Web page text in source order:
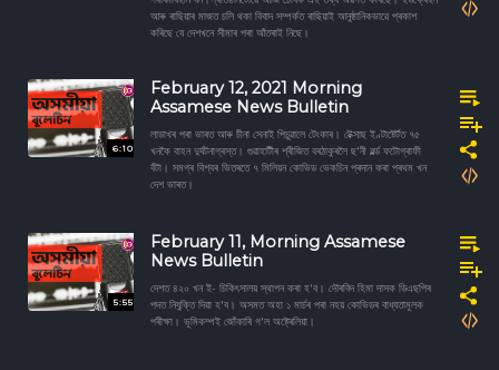
আৰু ৰাছিয়াৰ মাজত চলি থকা বিবাদ সম্পৰ্কত ৰাছিয়াই আনুষ্ঠানিকভাৱে প্ৰকাশ
কৰিছে যে দেশখনে সীমাৰ পৰা আঁতৰাই নিছে।
6:10
February 12, 2021 Morning
Assamese News Bulletin
লাডাখৰ পৰা ভাৰত আৰু চীনা সেনাই পিচুৱালে টেংকাৰ। টেক্সাছ ইণ্টাষ্টেৰ্টত ৭৫
খনকৈ বাহন দুৰ্ঘটনাগ্ৰস্ত। গুৱাহাটীৰ শ্ৰীজিত বৰঠাকুৰলৈ ছ'নী ৱৰ্ল্ড ফটোগ্ৰাফী
বঁটা। সমগ্ৰ বিশ্বৰ ভিতৰতে ৭ মিলিয়ন কোভিড ভেকচিন প্ৰদান কৰা প্ৰথম খন
দেশ ভাৰত।
5:55
February 11, Morning Assamese
News Bulletin
দেশত ৪২০ খন ই- চিকিৎসালয় স্থাপন কৰা হ'ব। দৌৰবিদ হিমা দাসক ডিএছপিৰ
পদত নিযুক্তি দিয়া হ'ব। অসমত অহা ১ মাৰ্চৰ পৰা নহয় কোভিডৰ বাধ্যতামূলক
পৰীক্ষা। ভূমিকম্পই জোঁকাৰি গ'ল অষ্ট্ৰেলিয়া।